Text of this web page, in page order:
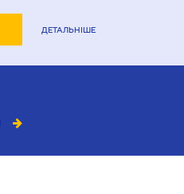
ДЕТАЛЬНІШЕ